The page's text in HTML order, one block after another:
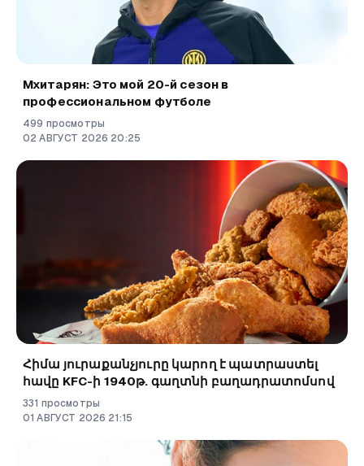
Мхитарян: Это мой 20-й сезон в
профессиональном футболе
499 просмотры
02 АВГУСТ 2026 20:25
Հիմա յուրաքանչյուրը կարող է պատրաստել
հավը KFC-ի 1940թ. գաղտնի բաղադրատոմսով
331 просмотры
01 АВГУСТ 2026 21:15